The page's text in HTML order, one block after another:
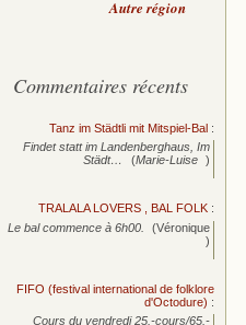
Autre région
Commentaires récents
Tanz im Städtli mit Mitspiel-Bal :
Findet statt im Landenberghaus, Im
Städt…
(Marie-Luise )
TRALALA LOVERS , BAL FOLK :
Le bal commence à 6h00.
(Véronique
)
FIFO (festival international de folklore
d'Octodure) :
Cours du vendredi 25.-cours/65.-